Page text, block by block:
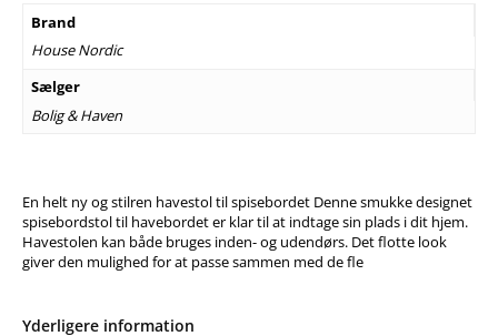
Brand
House Nordic
Sælger
Bolig & Haven
En helt ny og stilren havestol til spisebordet Denne smukke designet
spisebordstol til havebordet er klar til at indtage sin plads i dit hjem.
Havestolen kan både bruges inden- og udendørs. Det flotte look
giver den mulighed for at passe sammen med de fle
Yderligere information